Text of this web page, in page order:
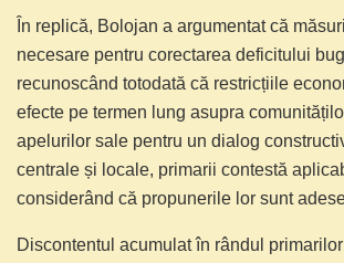
În replică, Bolojan a argumentat că
necesare pentru corectarea deficitului
recunoscând totodată că restricțiile
efecte pe termen lung asupra
apelurilor sale pentru un dialog
centrale și locale, primarii contestă
considerând că propunerile lor sunt
Discontentul acumulat în rândul